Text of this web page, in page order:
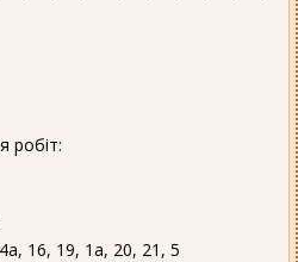
робіт:
16, 19, 1а, 20, 21, 5